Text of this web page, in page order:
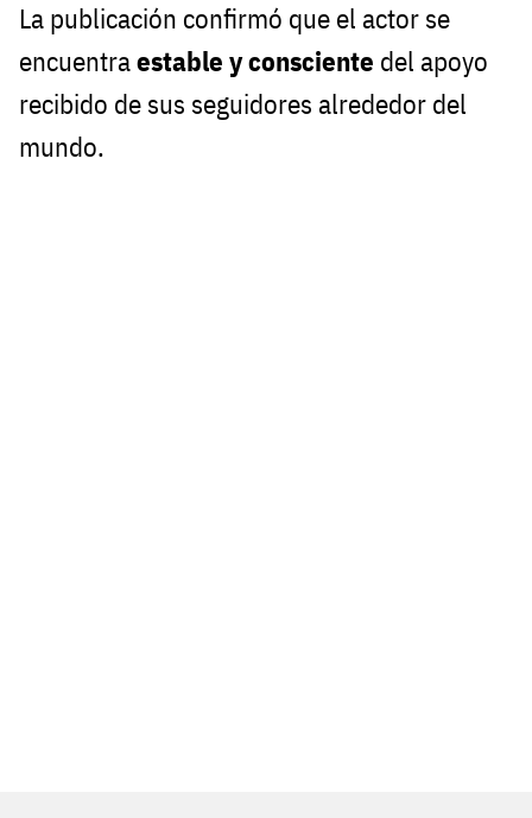
La publicación confirmó que el actor se
encuentraestable y consciente del apoyo
recibido de sus seguidores alrededor del
mundo.